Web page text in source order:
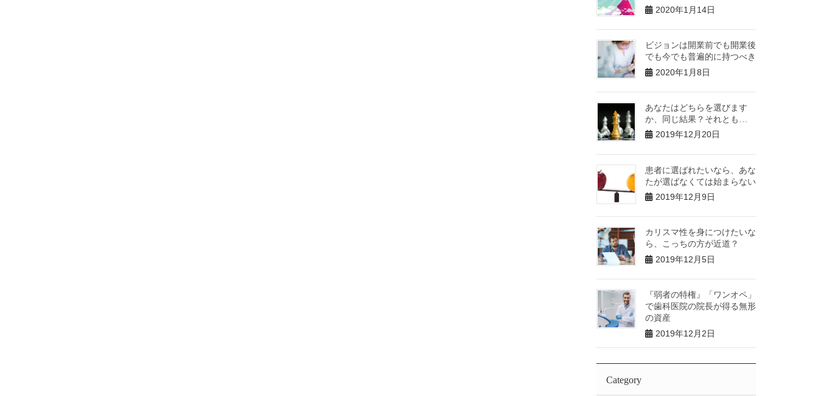
2020年1月14日
ビジョンは開業前でも開業後
でも今でも普遍的に持つべき
2020年1月8日
あなたはどちらを選びます
か、同じ結果？それとも…
2019年12月20日
患者に選ばれたいなら、あな
たが選ばなくては始まらない
2019年12月9日
カリスマ性を身につけたいな
ら、こっちの方が近道？
2019年12月5日
『弱者の特権』「ワンオペ」
で歯科医院の院長が得る無形
の資産
2019年12月2日
Category